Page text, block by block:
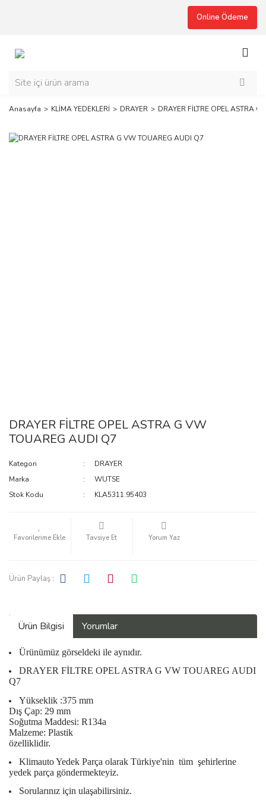
Online Ödeme
Anasayfa KLİMA YEDEKLERİ DRAYER DRAYER FİLTRE OPEL ASTRA
DRAYER FİLTRE OPEL ASTRA G VW
TOUAREG AUDI Q7
Kategori
DRAYER
Marka
WUTSE
Stok Kodu
KLA5311.95403
Tavsiye Et Yorum Yaz
Ürün Paylaş :
Ürün Bilgisi Yorumlar
Ürünümüz görseldeki ile aynıdır.
DRAYER FİLTRE OPEL ASTRA G VW TOUAREG AUDI
Q7
Yükseklik :375 mm
Dış Çap: 29 mm
Soğutma Maddesi: R134a
Malzeme: Plastik
özelliklidir.
Klimauto Yedek Parça olarak Türkiye'nin tüm şehirlerine
yedek parça göndermekteyiz.
Sorularınız için ulaşabilirsiniz.